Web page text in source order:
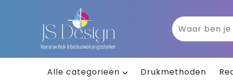
Alle categorieën Drukmethoden